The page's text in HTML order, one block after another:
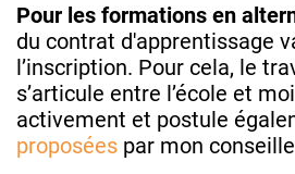
Pour les formations en
du contrat d'apprentissage
l’inscription. Pour cela, le
s’articule entre l’école et
activement et postule
proposées par mon